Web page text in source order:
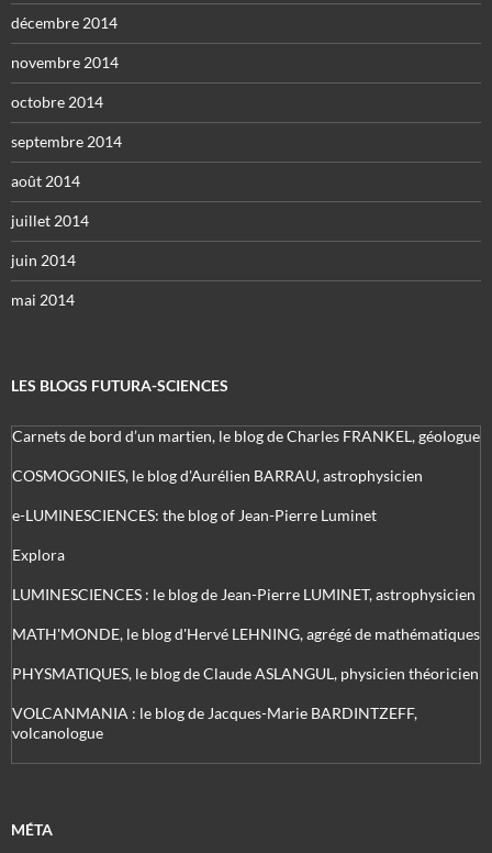
décembre 2014
novembre 2014
octobre 2014
septembre 2014
août 2014
juillet 2014
juin 2014
mai 2014
LES BLOGS FUTURA-SCIENCES
Carnets de bord d’un martien, le blog de Charles FRANKEL, géologue
COSMOGONIES, le blog d'Aurélien BARRAU, astrophysicien
e-LUMINESCIENCES: the blog of Jean-Pierre Luminet
Explora
LUMINESCIENCES : le blog de Jean-Pierre LUMINET, astrophysicien
MATH'MONDE, le blog d'Hervé LEHNING, agrégé de mathématiques
PHYSMATIQUES, le blog de Claude ASLANGUL, physicien théoricien
VOLCANMANIA : le blog de Jacques-Marie BARDINTZEFF,
volcanologue
MÉTA